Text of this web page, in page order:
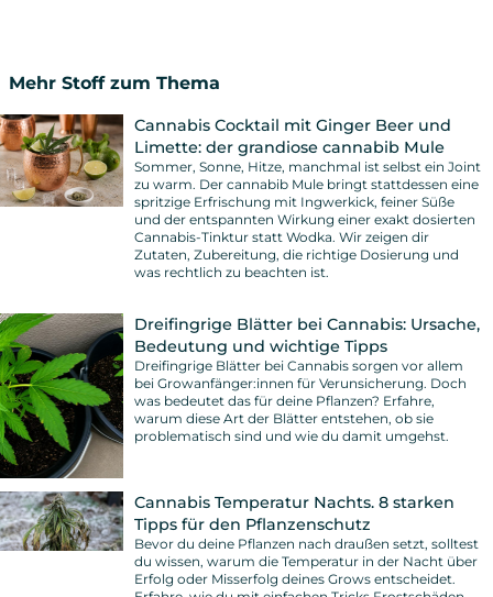
Mehr Stoff zum Thema
Cannabis Cocktail mit Ginger Beer und
Limette: der grandiose cannabib Mule
Sommer, Sonne, Hitze, manchmal ist selbst ein Joint
zu warm. Der cannabib Mule bringt stattdessen eine
spritzige Erfrischung mit Ingwerkick, feiner Süße
und der entspannten Wirkung einer exakt dosierten
Cannabis-Tinktur statt Wodka. Wir zeigen dir
Zutaten, Zubereitung, die richtige Dosierung und
was rechtlich zu beachten ist.
Dreifingrige Blätter bei Cannabis: Ursache,
Bedeutung und wichtige Tipps
Dreifingrige Blätter bei Cannabis sorgen vor allem
bei Growanfänger:innen für Verunsicherung. Doch
was bedeutet das für deine Pflanzen? Erfahre,
warum diese Art der Blätter entstehen, ob sie
problematisch sind und wie du damit umgehst.
Cannabis Temperatur Nachts. 8 starken
Tipps für den Pflanzenschutz
Bevor du deine Pflanzen nach draußen setzt, solltest
du wissen, warum die Temperatur in der Nacht über
Erfolg oder Misserfolg deines Grows entscheidet.